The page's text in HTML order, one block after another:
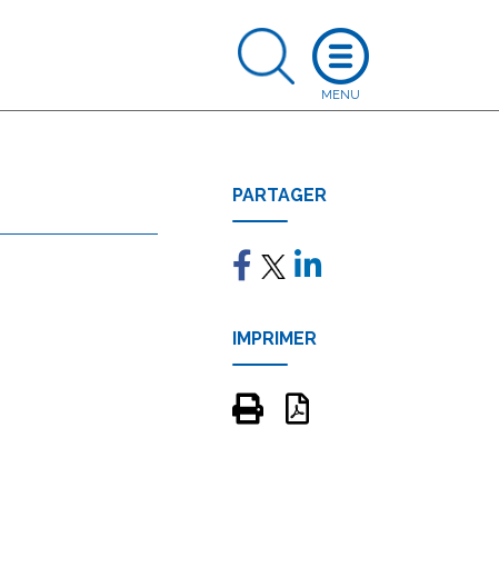
PARTAGER
IMPRIMER